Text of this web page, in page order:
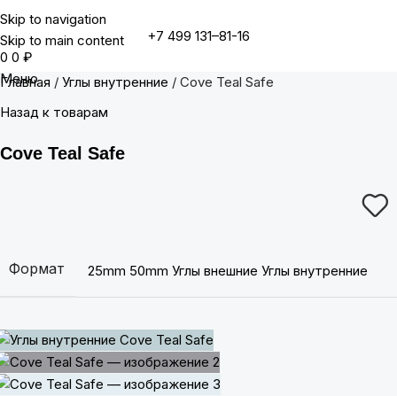
Skip to navigation
Skip to main content
+7 499 131–81-16
0 0 ₽
Меню
Главная Углы внутренние
Cove Teal Safe
Назад к товарам
Cove Teal Safe
Формат 25mm 50mm Углы внешние Углы внутренние